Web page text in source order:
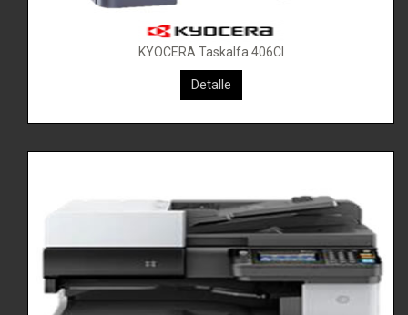
KYOCERA Taskalfa 406CI
Detalle
KYOCERA M8124CIDN